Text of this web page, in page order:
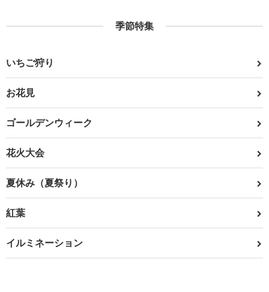
季節特集
いちご狩り
お花見
ゴールデンウィーク
花火大会
夏休み（夏祭り）
紅葉
イルミネーション